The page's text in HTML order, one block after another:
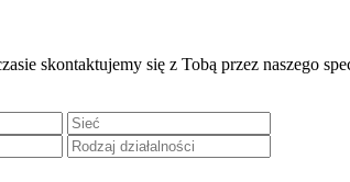
skontaktujemy się z Tobą przez naszego